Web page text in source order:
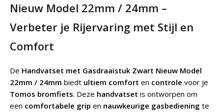
Nieuw Model 22mm / 24mm –
Verbeter je Rijervaring met Stijl en
Comfort
De Handvatset met Gasdraaistuk Zwart Nieuw Model
22mm / 24mm biedt ultiem comfort en controle voor je
Tomos bromfiets. Deze handvatset is ontworpen om
een comfortabele grip en nauwkeurige gasbediening te